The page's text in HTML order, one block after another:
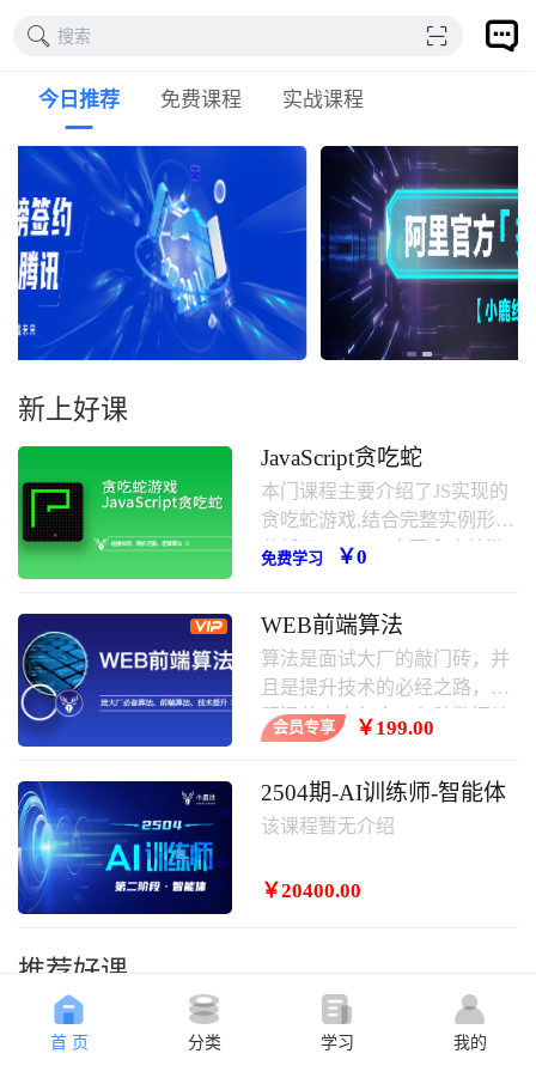
搜索
今日推荐 免费课程 实战课程
新上好课
JavaScript贪吃蛇
本门课程主要介绍了JS实现的
贪吃蛇游戏,结合完整实例形式
分析了javascript实现贪吃蛇游
下。
免费学习 ￥0
WEB前端算法
算法是面试大厂的敲门砖，并
且是提升技术的必经之路，课
程涵盖内容包含：各种数据结
构，常用算法，其中涵盖大厂
会员专享 ￥199.00
2504期-AI训练师-智能体
该课程暂无介绍
￥20400.00
推荐好课
首 页 分类 学习 我的